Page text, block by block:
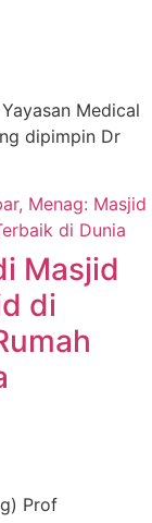
Medical
dipimpin Dr
Masjid
di
Prof